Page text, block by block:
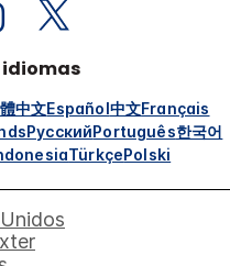
idiomas
中文Español中文Français
РусскийPortuguês한국어
TürkçePolski